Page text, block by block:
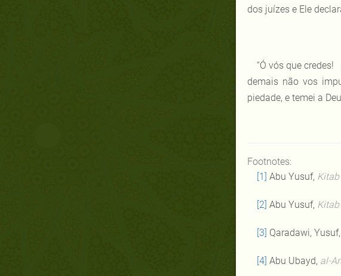
dos juízes e Ele
“Ó vós que credes!
demais não vos
piedade, e temei a
Footnotes:
[1] Abu Yusuf,
[2] Abu Yusuf,
[3] Qaradawi, Yusuf,
[4] Abu Ubayd, al-